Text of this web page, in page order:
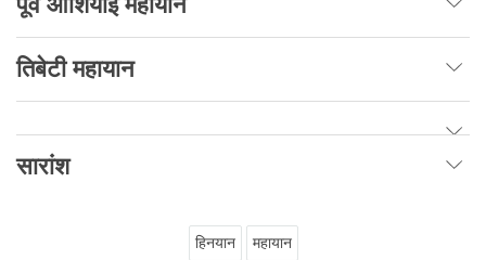
तिबेटी महायान
सारांश
हिनयान महायान